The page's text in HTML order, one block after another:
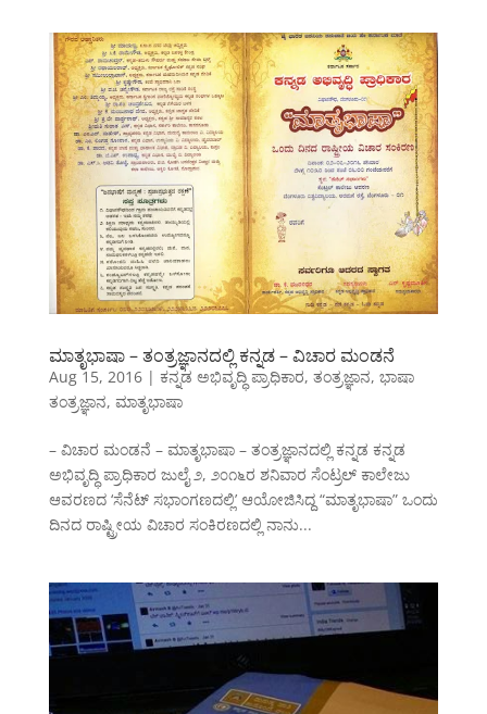
ಮಾತೃಭಾಷಾ – ತಂತ್ರಜ್ಞಾನದಲ್ಲಿ ಕನ್ನಡ – ವಿಚಾರ ಮಂಡನೆ
Aug 15, 2016| ಕನ್ನಡ ಅಭಿವೃದ್ಧಿ ಪ್ರಾಧಿಕಾರ, ತಂತ್ರಜ್ಞಾನ, ಭಾಷಾ
ತಂತ್ರಜ್ಞಾನ, ಮಾತೃಭಾಷಾ
– ವಿಚಾರ ಮಂಡನೆ – ಮಾತೃಭಾಷಾ – ತಂತ್ರಜ್ಞಾನದಲ್ಲಿ ಕನ್ನಡ ಕನ್ನಡ
ಅಭಿವೃದ್ಧಿ ಪ್ರಾಧಿಕಾರ ಜುಲೈ ೨, ೨೦೧೬ರ ಶನಿವಾರ ಸೆಂಟ್ರಲ್ ಕಾಲೇಜು
ಆವರಣದ ‘ಸೆನೆಟ್ ಸಭಾಂಗಣದಲ್ಲಿ’ ಆಯೋಜಿಸಿದ್ದ “ಮಾತೃಭಾಷಾ” ಒಂದು
ದಿನದ ರಾಷ್ಟ್ರೀಯ ವಿಚಾರ ಸಂಕಿರಣದಲ್ಲಿ ನಾನು...